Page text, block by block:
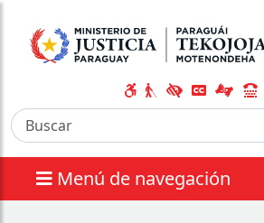
Menú de navegación